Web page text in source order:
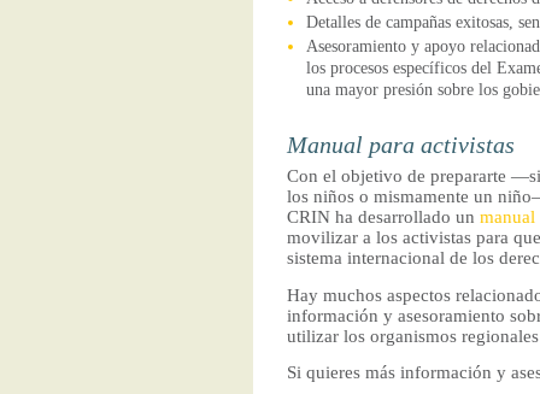
Detalles de campañas exitosas,
Asesoramiento y apoyo
los procesos específicos del
una mayor presión sobre los
Manual para activistas
Con el objetivo de prepararte
los niños o mismamente un
CRIN ha desarrollado un manual
movilizar a los activistas para
sistema internacional de los
Hay muchos aspectos
información y asesoramiento
utilizar los organismos
Si quieres más información y